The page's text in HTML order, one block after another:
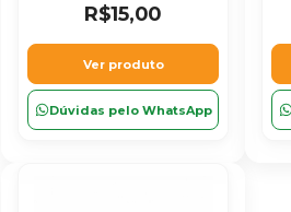
R$15,00
Ver produto
Dúvidas pelo WhatsApp